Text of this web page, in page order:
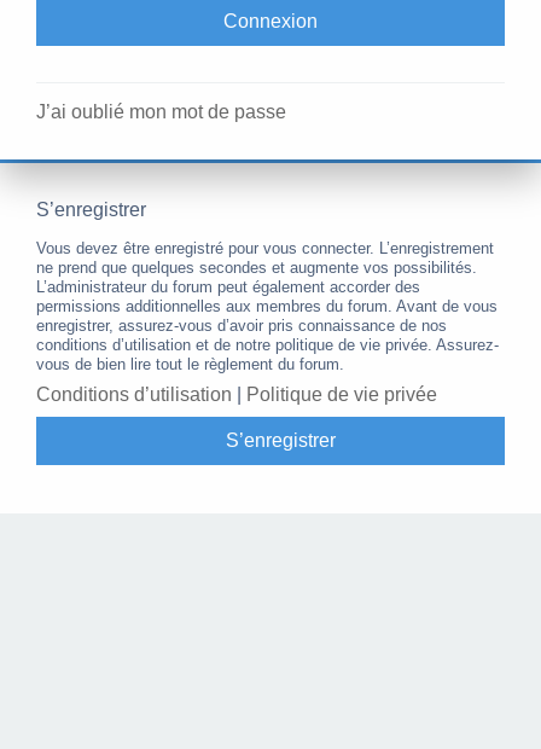
J’ai oublié mon mot de passe
S’enregistrer
Vous devez être enregistré pour vous connecter. L’enregistrement
ne prend que quelques secondes et augmente vos possibilités.
L’administrateur du forum peut également accorder des
permissions additionnelles aux membres du forum. Avant de vous
enregistrer, assurez-vous d’avoir pris connaissance de nos
conditions d’utilisation et de notre politique de vie privée. Assurez-
vous de bien lire tout le règlement du forum.
Conditions d’utilisation Politique de vie privée
S’enregistrer